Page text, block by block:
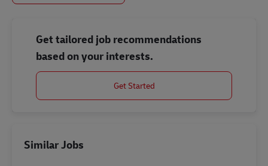
Get tailored job recommendations
based on your interests.
Get Started
Similar Jobs